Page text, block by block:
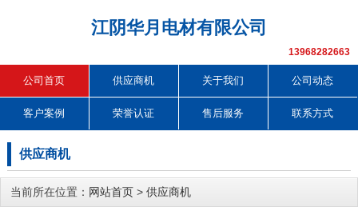
江阴华月电材有限公司
13968282663
公司首页 供应商机 关于我们 公司动态
客户案例 荣誉认证 售后服务 联系方式
供应商机
当前所在位置： 网站首页 > 供应商机